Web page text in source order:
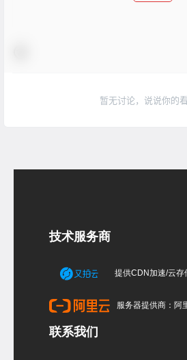
暂无讨论，说说你的
技术服务商
提供CDN加速/云存
服务器提供商：阿
联系我们